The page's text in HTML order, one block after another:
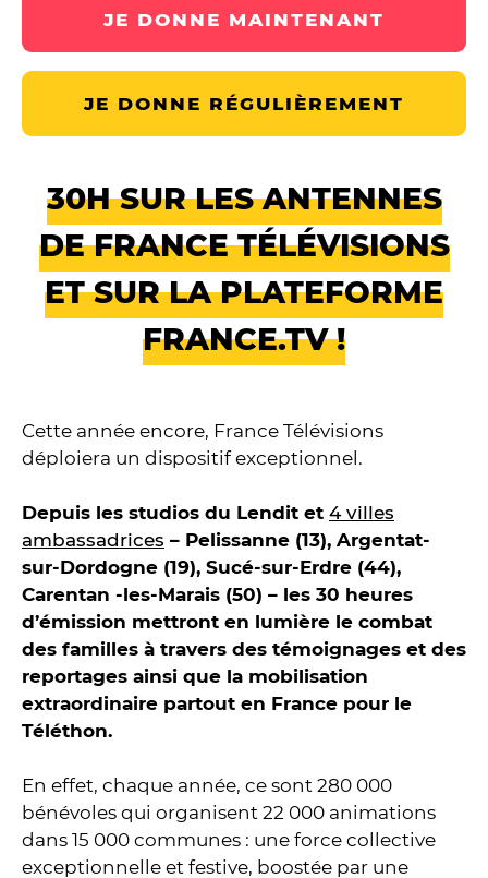
JE DONNE MAINTENANT
JE DONNE RÉGULIÈREMENT
30H SUR LES ANTENNES
DE FRANCE TÉLÉVISIONS
ET SUR LA PLATEFORME
FRANCE.TV !
Cette année encore, France Télévisions
déploiera un dispositif exceptionnel.
Depuis les studios du Lendit et 4 villes
ambassadrices – Pelissanne (13), Argentat-
sur-Dordogne (19), Sucé-sur-Erdre (44),
Carentan -les-Marais (50) – les 30 heures
d’émission mettront en lumière le combat
des familles à travers des témoignages et des
reportages ainsi que la mobilisation
extraordinaire partout en France pour le
Téléthon.
En effet, chaque année, ce sont 280 000
bénévoles qui organisent 22 000 animations
dans 15 000 communes : une force collective
exceptionnelle et festive, boostée par une